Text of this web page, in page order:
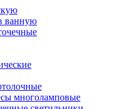
ванную
многоламповые